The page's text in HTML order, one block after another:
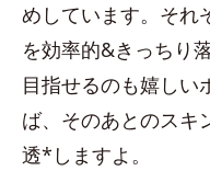
めしています。それ
を効率的&きっちり
目指せるのも嬉しい
ば、そのあとのスキ
透*しますよ。